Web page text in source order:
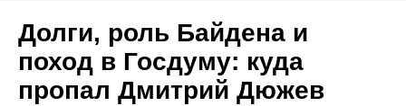
Долги, роль Байдена и
поход в Госдуму: куда
пропал Дмитрий Дюжев